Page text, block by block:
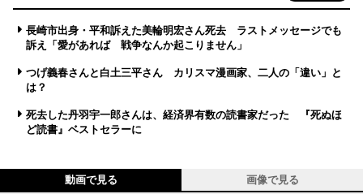
長崎市出身・平和訴えた美輪明宏さん死去 ラストメッセージでも
訴え「愛があれば 戦争なんか起こりません」
つげ義春さんと白土三平さん カリスマ漫画家、二人の「違い」と
は？
死去した丹羽宇一郎さんは、経済界有数の読書家だった 『死ぬほ
ど読書』ベストセラーに
動画で見る 画像で見る